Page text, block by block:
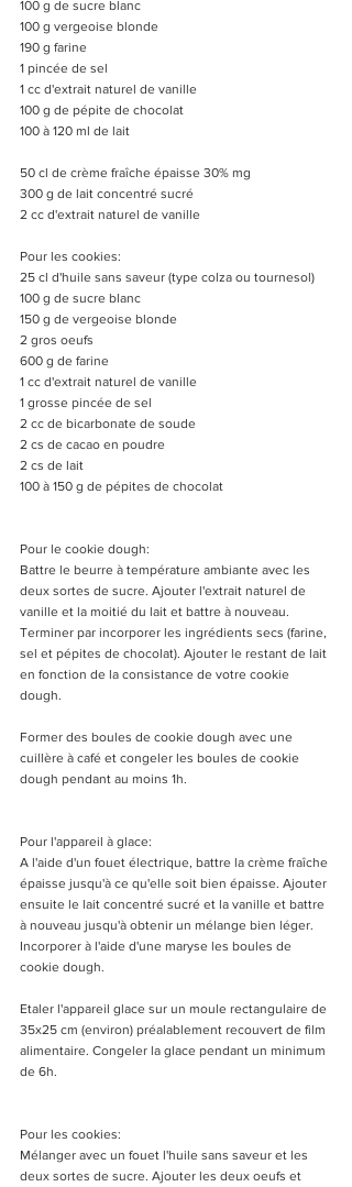
100 g de sucre blanc
100 g vergeoise blonde
190 g farine
1 pincée de sel
1 cc d'extrait naturel de vanille
100 g de pépite de chocolat
100 à 120 ml de lait
50 cl de crème fraîche épaisse 30% mg
300 g de lait concentré sucré
2 cc d'extrait naturel de vanille
Pour les cookies:
25 cl d'huile sans saveur (type colza ou tournesol)
100 g de sucre blanc
150 g de vergeoise blonde
2 gros oeufs
600 g de farine
1 cc d'extrait naturel de vanille
1 grosse pincée de sel
2 cc de bicarbonate de soude
2 cs de cacao en poudre
2 cs de lait
100 à 150 g de pépites de chocolat
Pour le cookie dough:
Battre le beurre à température ambiante avec les
deux sortes de sucre. Ajouter l'extrait naturel de
vanille et la moitié du lait et battre à nouveau.
Terminer par incorporer les ingrédients secs (farine,
sel et pépites de chocolat). Ajouter le restant de lait
en fonction de la consistance de votre cookie
dough.
Former des boules de cookie dough avec une
cuillère à café et congeler les boules de cookie
dough pendant au moins 1h.
Pour l'appareil à glace:
A l'aide d'un fouet électrique, battre la crème fraîche
épaisse jusqu'à ce qu'elle soit bien épaisse. Ajouter
ensuite le lait concentré sucré et la vanille et battre
à nouveau jusqu'à obtenir un mélange bien léger.
Incorporer à l'aide d'une maryse les boules de
cookie dough.
Etaler l'appareil glace sur un moule rectangulaire de
35x25 cm (environ) préalablement recouvert de film
alimentaire. Congeler la glace pendant un minimum
de 6h.
Pour les cookies:
Mélanger avec un fouet l'huile sans saveur et les
deux sortes de sucre. Ajouter les deux oeufs et